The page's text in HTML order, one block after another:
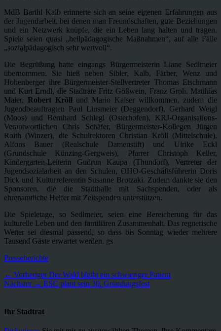
MdB Barthl Kalb erinnerte sich an seine eigenen Erfahrungen aus
der Jugendarbeit, bei denen man Freundschaften, gute Beziehungen
und ein Netzwerk knüpfe, die ein Leben lang halten und tragen.
Spiele seien quasi „heilpädagogische Maßnahmen“, auf alle Fälle
„sozialpädagogisch sehr wertvoll“.
Die Begrüßung hatte eingangs Bürgermeisterin Liane Sedlmeier
übernommen. Sie hieß neben Sibler, Kalb, Färber, Wenz und
Hohenberger ihre Bürgermeister-Stellvertreter Thomas Etschmann
und Kurt Erndl, die Stadträte Fritz Gößwein, Franz Groh. Matthias
Maier, Robert Kröll und Mario Kaiser willkommen, zudem die
Jugendbeauftragten Paul Linsmeier (Deggendorf), Gerhard Weigl
(Moos) und Bernhard Schlegl (Osterhofen), KRJ-Organisations-
Verantwortlichen Chris Schäfer, Bürgermeister-Kollegen Jürgen
Roith (Winzer), die Schulrektoren Christian Kröll (Mittelschule),
Alfons Bauer (Realschule Damenstift) und Ulrike Eckl
(Grundschule Künzing-Gergweis), Pfarrer Christoph Keller,
Kindergarten-Leiterin Gudrun Kaupa (Thundorf), Vertreter der
Jugendsozialarbeit an den Schulen, OHO-Geschäftsführerin Doris
Dick und Kulturreferentin Susanne Brotzaki. Zudem dankte sie den
Sponsoren, die die Stadthalle mit Sachspenden, oder als
ehrenamtliche Helfer mit Zeitspenden unterstützen.
Die Spieletage, so Sedlmeier, seien eine Bereicherung für das
kulturelle Leben und den familiären Zusammenhalt. Das regnerische
Wetter sei diesmal passend, so dass bis Sonntag wieder mehrere
Tausend Gäste erwartet werden. gs
Kategorien
Presseberichte
Beitragsnavigation
← Vorheriger Vorheriger
Beitrag:
Der Wald bleibt ein schwieriger Patient
Nächster → Nächster
ESC plant sein 30. Gründungsfest
Ihr Stadtrat